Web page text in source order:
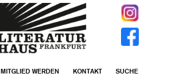
MITGLIED WERDEN KONTAKT SUCHE